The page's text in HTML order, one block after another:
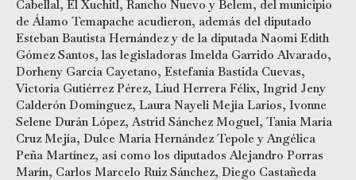
Cabellal, El Xuchitl, Rancho Nuevo y Belem, del municipio
de Álamo Temapache acudieron, además del diputado
Esteban Bautista Hernández y de la diputada Naomi Edith
Gómez Santos, las legisladoras Imelda Garrido Alvarado,
Dorheny García Cayetano, Estefanía Bastida Cuevas,
Victoria Gutiérrez Pérez, Liud Herrera Félix, Ingrid Jeny
Calderón Domínguez, Laura Nayeli Mejía Larios, Ivonne
Selene Durán López, Astrid Sánchez Moguel, Tania María
Cruz Mejía, Dulce María Hernández Tepole y Angélica
Peña Martínez, así como los diputados Alejandro Porras
Marín, Carlos Marcelo Ruiz Sánchez, Diego Castañeda